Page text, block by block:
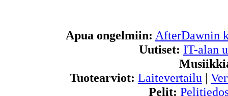
Apua ongelmiin: AfterDawnin
Uutiset: IT-alan
Tuotearviot: Laitevertailu |
Pelit: